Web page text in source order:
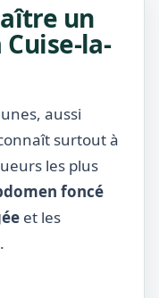
un
la-
aussi
surtout à
les plus
foncé
et les
.